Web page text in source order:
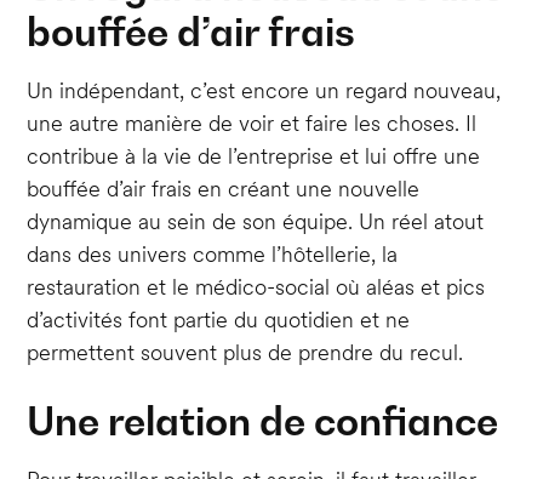
bouffée d’air frais
Un indépendant, c’est encore un regard nouveau,
une autre manière de voir et faire les choses. Il
contribue à la vie de l’entreprise et lui offre une
bouffée d’air frais en créant une nouvelle
dynamique au sein de son équipe. Un réel atout
dans des univers comme l’hôtellerie, la
restauration et le médico-social où aléas et pics
d’activités font partie du quotidien et ne
permettent souvent plus de prendre du recul.
Une relation de confiance